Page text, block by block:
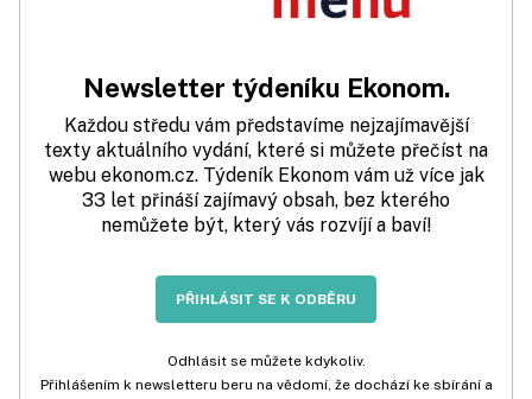
Newsletter týdeníku Ekonom.
Každou středu vám představíme nejzajímavější
texty aktuálního vydání, které si můžete přečíst na
webu ekonom.cz. Týdeník Ekonom vám už více jak
33 let přináší zajímavý obsah, bez kterého
nemůžete být, který vás rozvíjí a baví!
PŘIHLÁSIT SE K ODBĚRU
Odhlásit se můžete kdykoliv.
Přihlášením k newsletteru beru na vědomí, že dochází ke sbírání a